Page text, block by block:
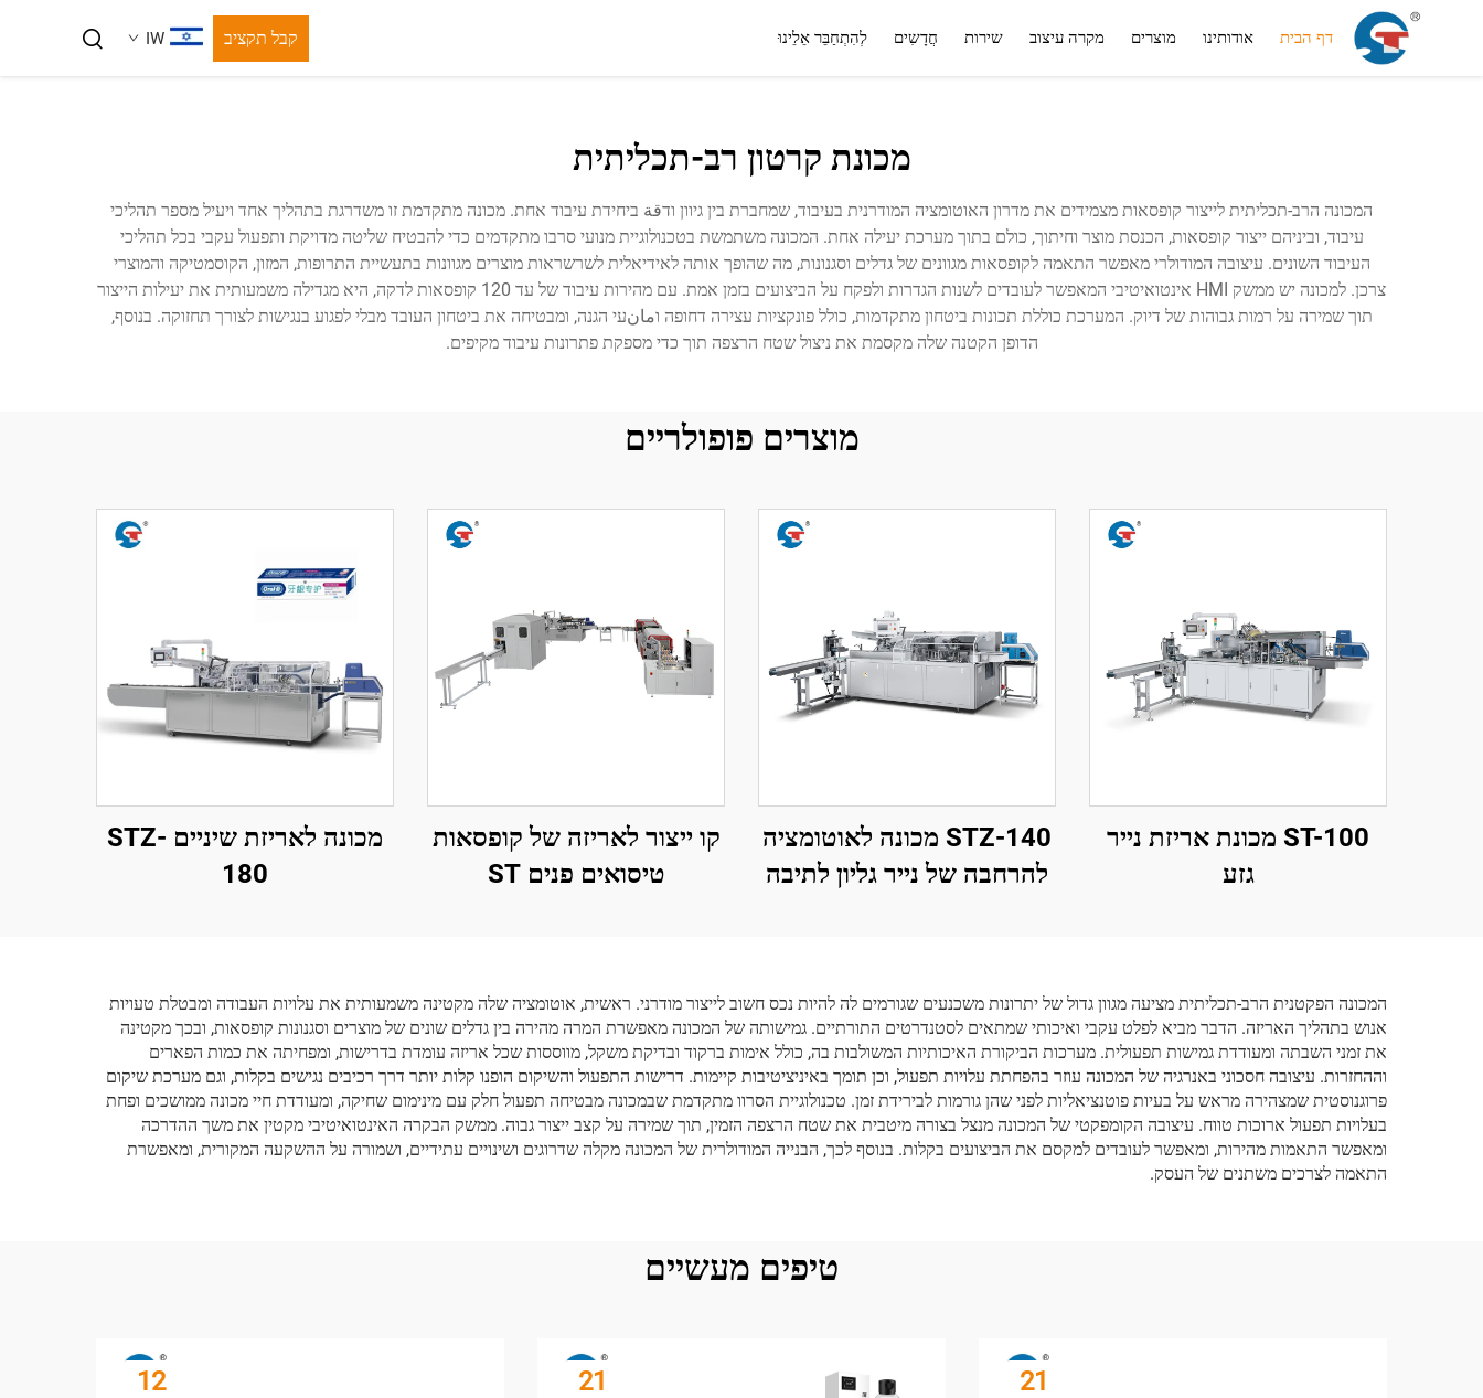
דף הבית אודותינו מוצרים מקרה עיצוב שירות חֲדָשִים לְהִתְחַבֵּר אֵלֵינוּ קבל תקציב IW
מכונת קרטון רב-תכליתית
המכונה הרב-תכליתית לייצור קופסאות מצמידים את מדרון האוטומציה המודרנית בעיבוד, שמחברת בין גיוון ודقة ביחידת עיבוד אחת. מכונה מתקדמת זו משדרגת בתהליך אחד ויעיל מספר תהליכי
עיבוד, וביניהם ייצור קופסאות, הכנסת מוצר וחיתוך, כולם בתוך מערכת יעילה אחת. המכונה משתמשת בטכנולוגיית מנועי סרבו מתקדמים כדי להבטיח שליטה מדויקת ותפעול עקבי בכל תהליכי
העיבוד השונים. עיצובה המודולרי מאפשר התאמה לקופסאות מגוונים של גדלים וסגנונות, מה שהופך אותה לאידיאלית לשרשראות מוצרים מגוונות בתעשיית התרופות, המזון, הקוסמטיקה והמוצרי
צרכן. למכונה יש ממשק HMI אינטואיטיבי המאפשר לעובדים לשנות הגדרות ולפקח על הביצועים בזמן אמת. עם מהירות עיבוד של עד 120 קופסאות לדקה, היא מגדילה משמעותית את יעילות הייצור
תוך שמירה על רמות גבוהות של דיוק. המערכת כוללת תכונות ביטחון מתקדמות, כולל פונקציות עצירה דחופה וمانעי הגנה, ומבטיחה את ביטחון העובד מבלי לפגוע בנגישות לצורך תחזוקה. בנוסף,
הדופן הקטנה שלה מקסמת את ניצול שטח הרצפה תוך כדי מספקת פתרונות עיבוד מקיפים.
מוצרים פופולריים
ST-100 מכונת אריזת נייר
גזע
STZ-140 מכונה לאוטומציה
להרחבה של נייר גליון לתיבה
קו ייצור לאריזה של קופסאות
טיסואים פנים ST
מכונה לאריזת שיניים STZ-
180
המכונה הפקטנית הרב-תכליתית מציעה מגוון גדול של יתרונות משכנעים שגורמים לה להיות נכס חשוב לייצור מודרני. ראשית, אוטומציה שלה מקטינה משמעותית את עלויות העבודה ומבטלת טעויות
אנוש בתהליך האריזה. הדבר מביא לפלט עקבי ואיכותי שמתאים לסטנדרטים התורתיים. גמישותה של המכונה מאפשרת המרה מהירה בין גדלים שונים של מוצרים וסגנונות קופסאות, ובכך מקטינה
את זמני השבתה ומעודדת גמישות תפעולית. מערכות הביקורת האיכותיות המשולבות בה, כולל אימות ברקוד ובדיקת משקל, מווססות שכל אריזה עומדת בדרישות, ומפחיתה את כמות הפארים
וההחזרות. עיצובה חסכוני באנרגיה של המכונה עוזר בהפחתת עלויות תפעול, וכן תומך באיניציטיבות קיימות. דרישות התפעול והשיקום הופנו קלות יותר דרך רכיבים נגישים בקלות, וגם מערכת שיקום
פרוגנוסטית שמצהירה מראש על בעיות פוטנציאליות לפני שהן גורמות לבירידת זמן. טכנולוגיית הסרוו מתקדמת שבמכונה מבטיחה תפעול חלק עם מינימום שחיקה, ומעודדת חיי מכונה ממושכים ופחת
בעלויות תפעול ארוכות טווח. עיצובה הקומפקטי של המכונה מנצל בצורה מיטבית את שטח הרצפה הזמין, תוך שמירה על קצב ייצור גבוה. ממשק הבקרה האינטואיטיבי מקטין את משך ההדרכה
ומאפשר התאמות מהירות, ומאפשר לעובדים למקסם את הביצועים בקלות. בנוסף לכך, הבנייה המודולרית של המכונה מקלה שדרוגים ושינויים עתידיים, ושמורה על ההשקעה המקורית, ומאפשרת
התאמה לצרכים משתנים של העסק.
טיפים מעשיים
21
21
12